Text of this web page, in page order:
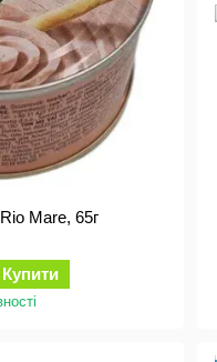
Mare, 65г
Купити